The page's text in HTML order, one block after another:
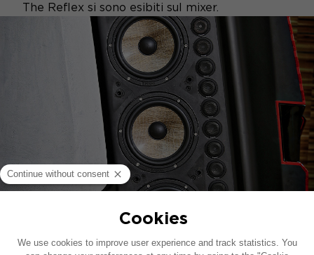
The Reflex si sono esibiti sul mixer.